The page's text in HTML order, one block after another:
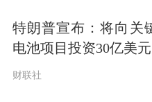
需要为此承担责任
那么，广汇汽车
特朗普宣布：将向关
电池项目投资30亿美元
财联社